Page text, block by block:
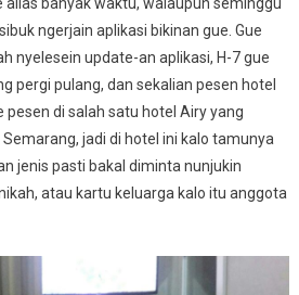
ngerjain aplikasi bikinan gue. Gue
nyelesein update-an aplikasi, H-7 gue
pergi pulang, dan sekalian pesen hotel
pesen di salah satu hotel Airy yang
jadi di hotel ini kalo tamunya
jenis pasti bakal diminta nunjukin
atau kartu keluarga kalo itu anggota